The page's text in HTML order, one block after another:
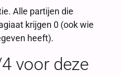
Alle partijen die
krijgen 0 (ook wie
heeft).
voor deze